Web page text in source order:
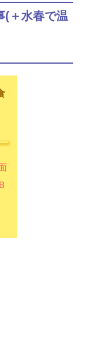
(＋水春で温